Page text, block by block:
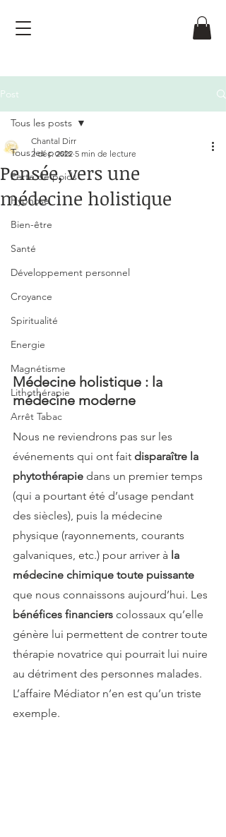
Post
Tous les posts
Perte de poids
Hypnose
Bien-être
Santé
Développement personnel
Croyance
Spiritualité
Energie
Magnétisme
Lithothérapie
Arrêt Tabac
Tous les posts
Pensée, vers une
médecine holistique
Chantal Dirr
2 déc. 2022 5 min de lecture
Médecine holistique : la
médecine moderne
Nous ne reviendrons pas sur les
événements qui ont fait disparaître la
phytothérapie dans un premier temps
(qui a pourtant été d’usage pendant
des siècles), puis la médecine
physique (rayonnements, courants
galvaniques, etc.) pour arriver à la
médecine chimique toute puissante
que nous connaissons aujourd’hui. Les
bénéfices financiers colossaux qu’elle
génère lui permettent de contrer toute
thérapie novatrice qui pourrait lui nuire
au détriment des personnes malades.
L’affaire Médiator n’en est qu’un triste
exemple.